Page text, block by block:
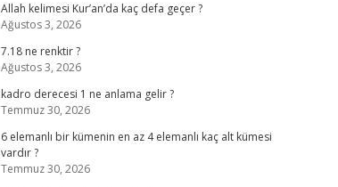
Allah kelimesi Kur’an’da kaç defa geçer ?
Ağustos 3, 2026
7.18 ne renktir ?
Ağustos 3, 2026
kadro derecesi 1 ne anlama gelir ?
Temmuz 30, 2026
6 elemanlı bir kümenin en az 4 elemanlı kaç alt kümesi
vardır ?
Temmuz 30, 2026